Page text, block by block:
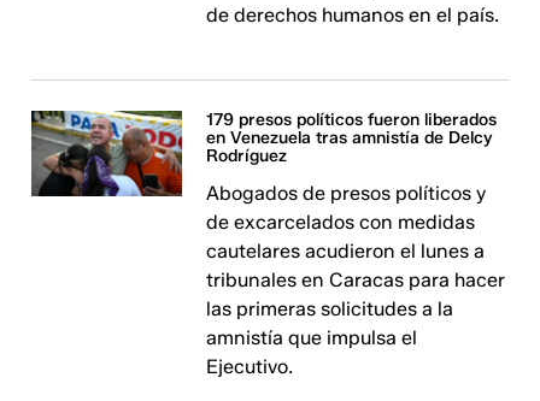
de derechos humanos en el país.
179 presos políticos fueron liberados
en Venezuela tras amnistía de Delcy
Rodríguez
Abogados de presos políticos y
de excarcelados con medidas
cautelares acudieron el lunes a
tribunales en Caracas para hacer
las primeras solicitudes a la
amnistía que impulsa el
Ejecutivo.